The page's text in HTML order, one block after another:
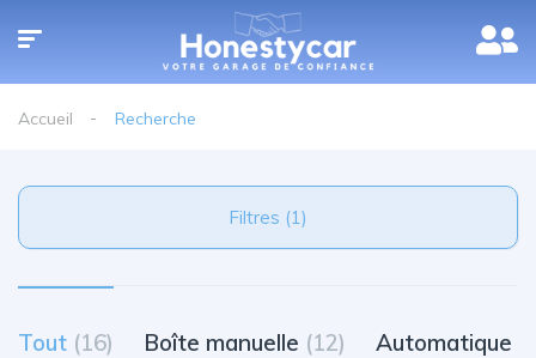
Accueil Recherche
Filtres (1)
Tout (16) Boîte manuelle (12) Automatique